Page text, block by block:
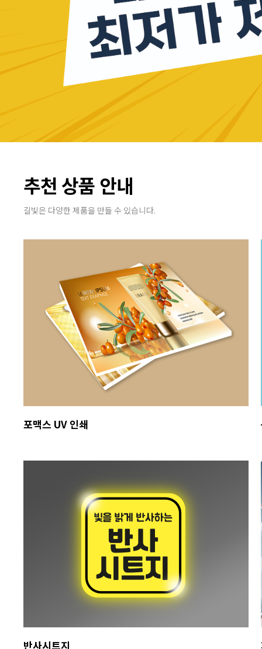
추천 상품 안내
길빛은 다양한 제품을 만들 수 있습니다.
포맥스 UV 인쇄
반사시트지